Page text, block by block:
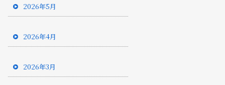
2026年5月
2026年4月
2026年3月